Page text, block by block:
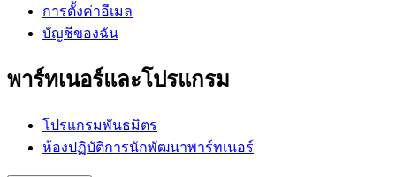
การตั้งค่าอีเมล
บัญชีของฉัน
พาร์ทเนอร์และโปรแกรม
โปรแกรมพันธมิตร
ห้องปฏิบัติการนักพัฒนาพาร์ทเนอร์